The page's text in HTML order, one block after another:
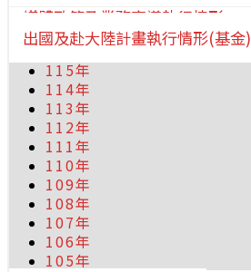
媒體政策及業務宣導執行情形
出國及赴大陸計畫執行情形(基金)
115年
114年
113年
112年
111年
110年
109年
108年
107年
106年
105年